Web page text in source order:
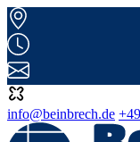
info@beinbrech.de